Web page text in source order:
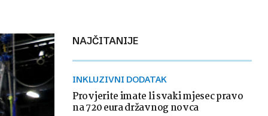
NAJČITANIJE
INKLUZIVNI DODATAK
Provjerite imate li svaki mjesec pravo
na 720 eura državnog novca